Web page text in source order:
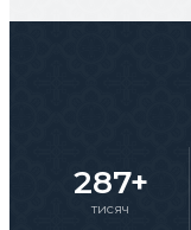
287+
тисяч